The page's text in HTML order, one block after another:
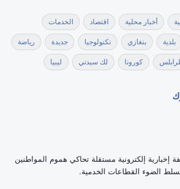
أخبار محلية اقتصاد الخدمات
بلدية بنغازي تكنولوجيا جديدة رياضة
كورونا لك سيدتي ليبيا
إخبارية إلكترونية مستقلة تحاكي هموم المواطنين
الضوء القطاعات الخدمية.